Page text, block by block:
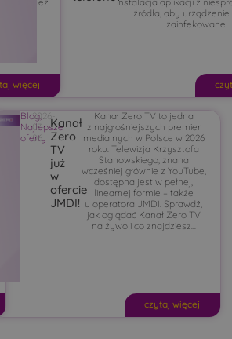
więcej
źródła, aby urządzenie
zainfekowane...
Blog
Najlepsze
oferty
2026-
07-
06
Kanał
Zero
TV
już
w
ofercie
JMDI!
Kanał Zero TV to jedna
z najgłośniejszych premier
medialnych w Polsce w 2026
roku. Telewizja Krzysztofa
Stanowskiego, znana
wcześniej głównie z YouTube,
dostępna jest w pełnej,
linearnej formie – także
u operatora JMDI. Sprawdź,
jak oglądać Kanał Zero TV
na żywo i co znajdziesz...
czytaj więcej